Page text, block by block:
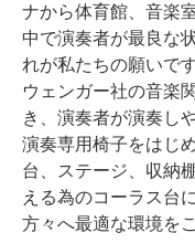
ナから体育館、音楽
中で演奏者が最良な
れが私たちの願いです
ウェンガー社の音楽
き、演奏者が演奏し
演奏専用椅子をはじ
台、ステージ、収納
える為のコーラス台
方々へ最適な環境を